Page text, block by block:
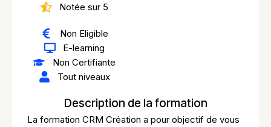
Notée sur 5
Non Eligible
E-learning
Non Certifiante
Tout niveaux
Description de la formation
La formation CRM Création a pour objectif de vous